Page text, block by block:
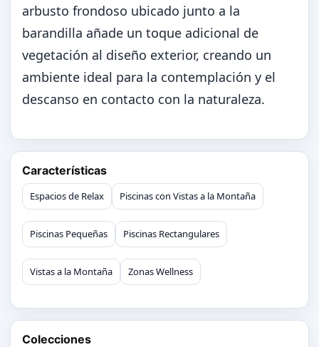
arbusto frondoso ubicado junto a la
barandilla añade un toque adicional de
vegetación al diseño exterior, creando un
ambiente ideal para la contemplación y el
descanso en contacto con la naturaleza.
Características
Espacios de Relax Piscinas con Vistas a la Montaña
Piscinas Pequeñas Piscinas Rectangulares
Vistas a la Montaña Zonas Wellness
Colecciones